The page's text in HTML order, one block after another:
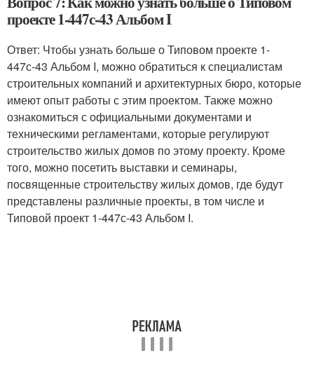
проекте 1-447с-43 Альбом I
Ответ: Чтобы узнать больше о Типовом проекте 1-
447с-43 Альбом I, можно обратиться к специалистам
строительных компаний и архитектурных бюро, которые
имеют опыт работы с этим проектом. Также можно
ознакомиться с официальными документами и
техническими регламентами, которые регулируют
строительство жилых домов по этому проекту. Кроме
того, можно посетить выставки и семинары,
посвященные строительству жилых домов, где будут
представлены различные проекты, в том числе и
Типовой проект 1-447с-43 Альбом I.